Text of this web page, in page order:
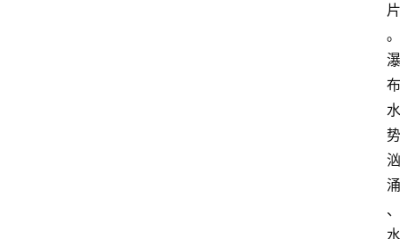
片
。
瀑
布
水
势
汹
涌
、
水